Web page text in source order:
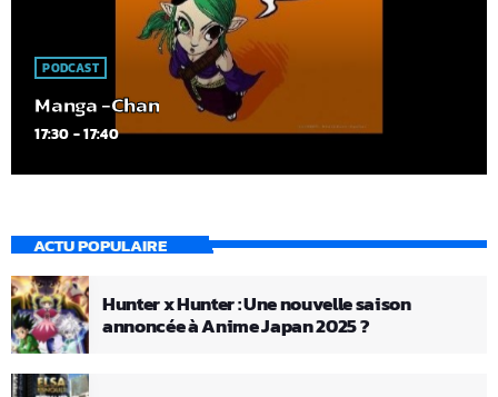
PODCAST
Manga -Chan
17:30 - 17:40
ACTU POPULAIRE
Hunter x Hunter : Une nouvelle saison
annoncée à Anime Japan 2025 ?